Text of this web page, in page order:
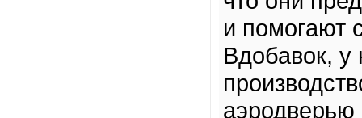
и помогают
Вдобавок, у
аэродверью